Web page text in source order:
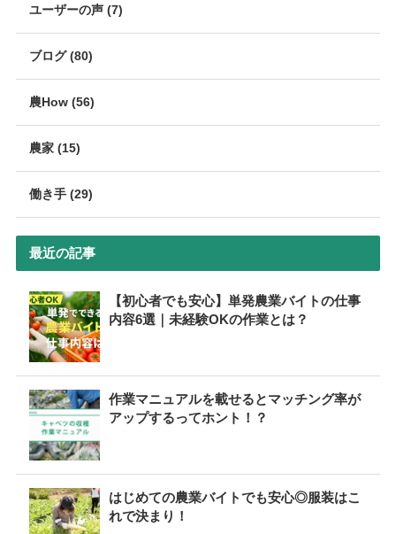
ユーザーの声 (7)
ブログ (80)
農How (56)
農家 (15)
働き手 (29)
最近の記事
【初心者でも安心】単発農業バイトの仕事
内容6選｜未経験OKの作業とは？
作業マニュアルを載せるとマッチング率が
アップするってホント！？
はじめての農業バイトでも安心◎服装はこ
れで決まり！